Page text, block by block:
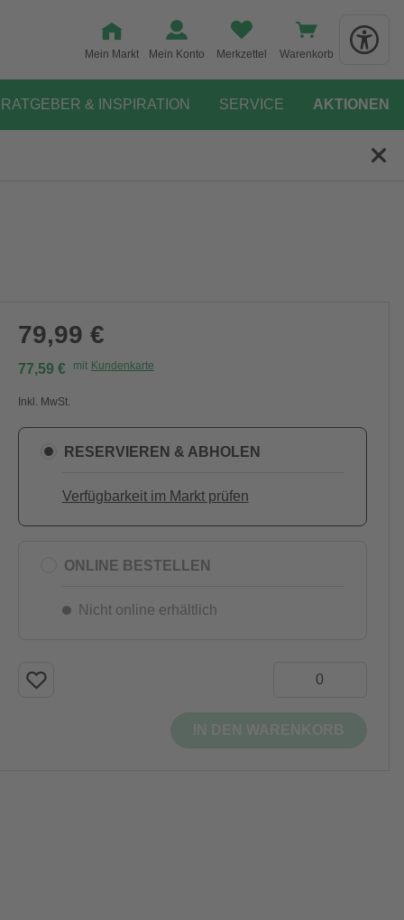
Mein Markt Mein Konto Merkzettel Warenkorb
RATGEBER & INSPIRATION SERVICE AKTIONEN
79,99 €
77,59 € mit Kundenkarte
Inkl. MwSt.
RESERVIEREN & ABHOLEN
Verfügbarkeit im Markt prüfen
ONLINE BESTELLEN
Nicht online erhältlich